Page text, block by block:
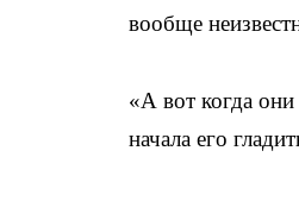
вообще
«А вот когда
начала его